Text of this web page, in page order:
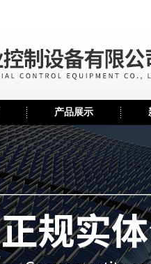
产品展示